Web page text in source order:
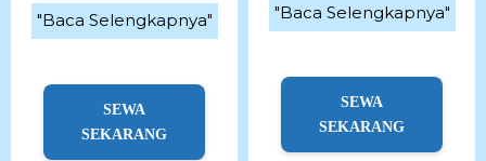
"Baca Selengkapnya"
SEWA
SEKARANG
"Baca Selengkapnya"
SEWA
SEKARANG